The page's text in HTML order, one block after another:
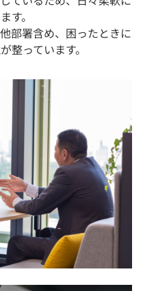
す。
部署含め、困ったときに
整っています。